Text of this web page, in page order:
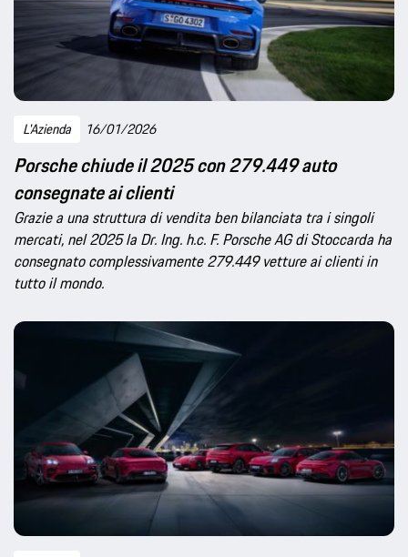
L'Azienda 16/01/2026
Porsche chiude il 2025 con 279.449 auto
consegnate ai clienti
Grazie a una struttura di vendita ben bilanciata tra i singoli
mercati, nel 2025 la Dr. Ing. h.c. F. Porsche AG di Stoccarda ha
consegnato complessivamente 279.449 vetture ai clienti in
tutto il mondo.